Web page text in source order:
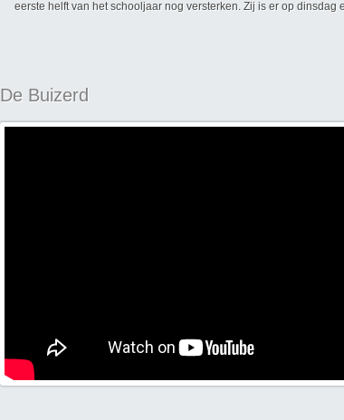
eerste helft van het schooljaar nog versterken. Zij is er op dinsdag
De Buizerd